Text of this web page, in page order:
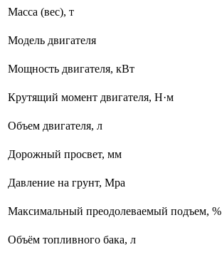
Масса (вес), т
Модель двигателя
Мощность двигателя, кВт
Крутящий момент двигателя, Н·м
Объем двигателя, л
Дорожный просвет, мм
Давление на грунт, Mpa
Максимальный преодолеваемый подъем, %
Объём топливного бака, л